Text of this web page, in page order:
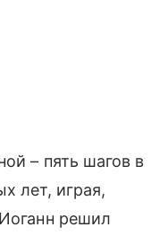
– пять шагов в
лет, играя,
решил